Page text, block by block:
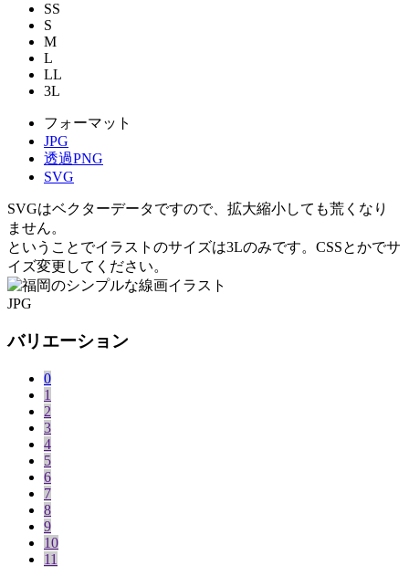
SS
S
M
L
LL
3L
フォーマット
JPG
透過PNG
SVG
SVGはベクターデータですので、拡大縮小しても荒くなり
ません。
ということでイラストのサイズは3Lのみです。CSSとかでサ
イズ変更してください。
JPG
バリエーション
0
1
2
3
4
5
6
7
8
9
10
11